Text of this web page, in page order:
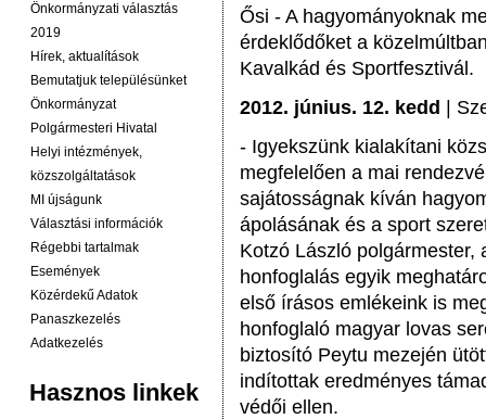
Önkormányzati választás
2019
Hírek, aktualítások
Bemutatjuk településünket
Önkormányzat
Polgármesteri Hivatal
Helyi intézmények,
közszolgáltatások
MI újságunk
Választási információk
Régebbi tartalmak
Események
Közérdekű Adatok
Panaszkezelés
Adatkezelés
Hasznos linkek
Ősi - A hagyományoknak
érdeklődőket a
Kavalkád és Sportfesztivál.
2012. június. 12. kedd
|
- Igyekszünk kialakítani
megfelelően a mai
sajátosságnak kíván
ápolásának és a sport
Kotzó László polgármester,
honfoglalás egyik
első írásos emlékeink is
honfoglaló magyar lovas
biztosító Peytu mezején
indítottak eredményes
védői ellen.